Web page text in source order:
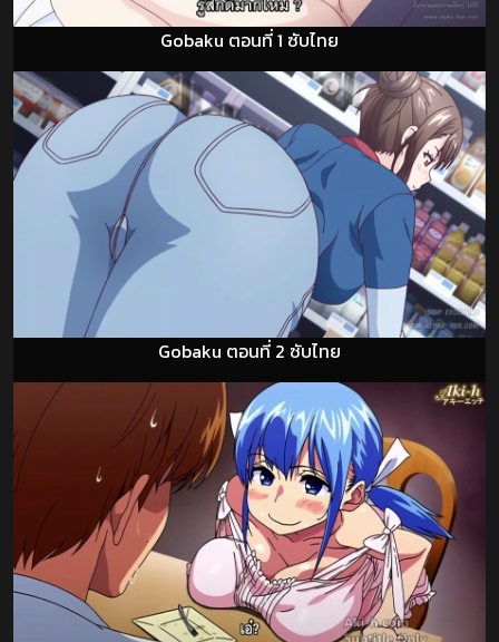
Gobaku ตอนที่ 1 ซับไทย
Gobaku ตอนที่ 2 ซับไทย